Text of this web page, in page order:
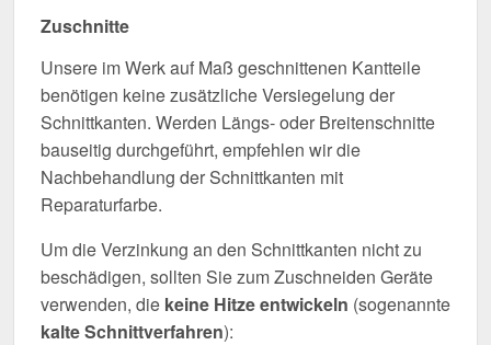
Zuschnitte
Unsere im Werk auf Maß geschnittenen Kantteile
benötigen keine zusätzliche Versiegelung der
Schnittkanten. Werden Längs- oder Breitenschnitte
bauseitig durchgeführt, empfehlen wir die
Nachbehandlung der Schnittkanten mit
Reparaturfarbe.
Um die Verzinkung an den Schnittkanten nicht zu
beschädigen, sollten Sie zum Zuschneiden Geräte
verwenden, die keine Hitze entwickeln (sogenannte
kalte Schnittverfahren):